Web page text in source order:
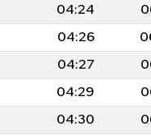
04:24
04:26
04:27
04:29
04:30